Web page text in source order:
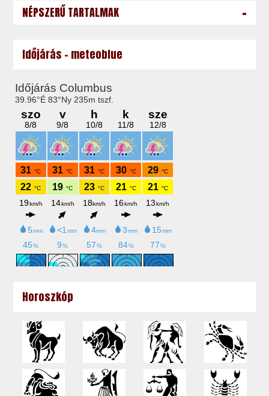
NÉPSZERŰ TARTALMAK -
Időjárás - meteoblue
Horoszkóp